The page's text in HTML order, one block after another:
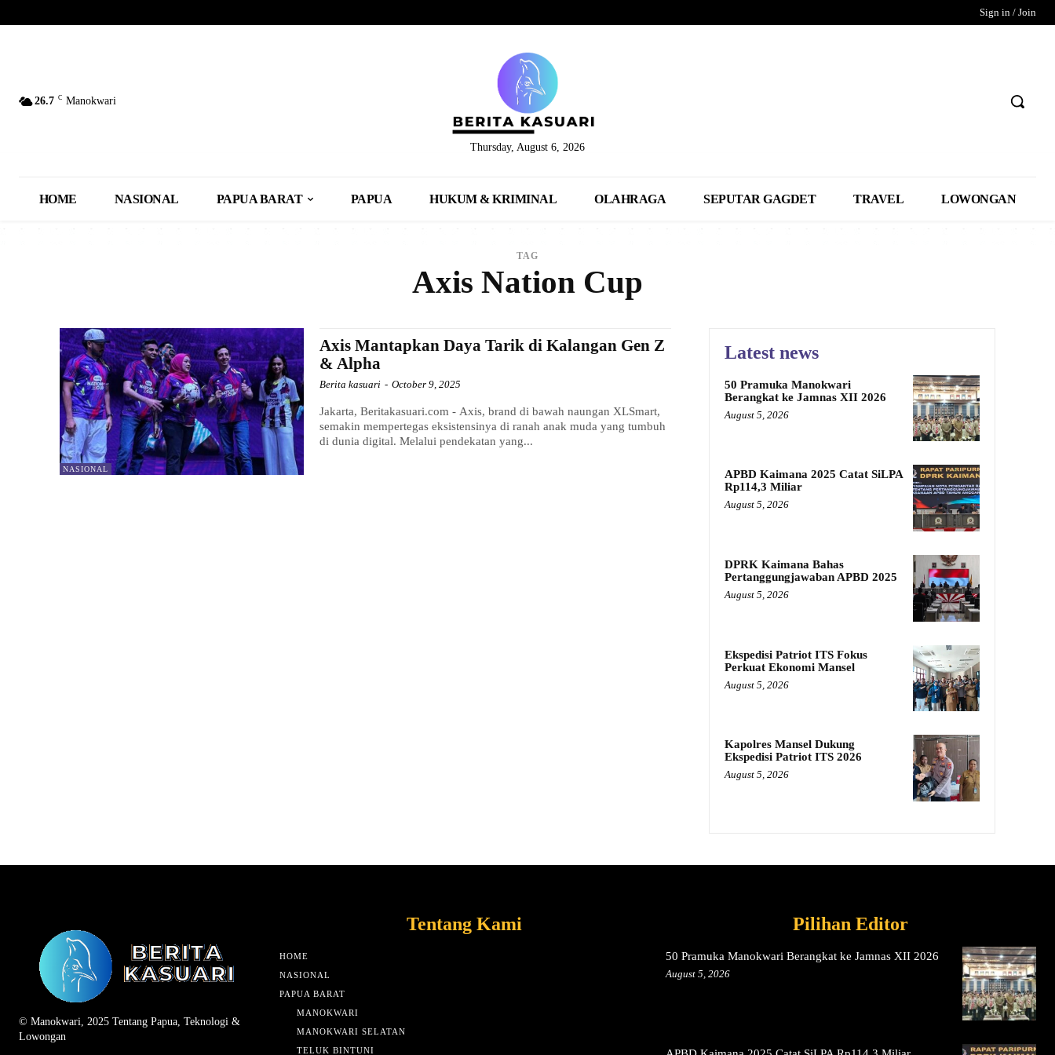
Sign in / Join
26.7 C Manokwari
Thursday, August 6, 2026
HOME NASIONAL PAPUA BARAT PAPUA HUKUM & KRIMINAL OLAHRAGA SEPUTAR GAGDET TRAVEL LOWONGAN
TAG
Axis Nation Cup
NASIONAL
Axis Mantapkan Daya Tarik di Kalangan Gen Z
& Alpha
Berita kasuari - October 9, 2025
Jakarta, Beritakasuari.com - Axis, brand di bawah naungan XLSmart,
semakin mempertegas eksistensinya di ranah anak muda yang tumbuh
di dunia digital. Melalui pendekatan yang...
Latest news
50 Pramuka Manokwari
Berangkat ke Jamnas XII 2026
August 5, 2026
APBD Kaimana 2025 Catat SiLPA
Rp114,3 Miliar
August 5, 2026
DPRK Kaimana Bahas
Pertanggungjawaban APBD 2025
August 5, 2026
Ekspedisi Patriot ITS Fokus
Perkuat Ekonomi Mansel
August 5, 2026
Kapolres Mansel Dukung
Ekspedisi Patriot ITS 2026
August 5, 2026
© Manokwari, 2025 Tentang Papua, Teknologi &
Lowongan
Tentang Kami
HOME
NASIONAL
PAPUA BARAT
MANOKWARI
MANOKWARI SELATAN
TELUK BINTUNI
Pilihan Editor
50 Pramuka Manokwari Berangkat ke Jamnas XII 2026
August 5, 2026